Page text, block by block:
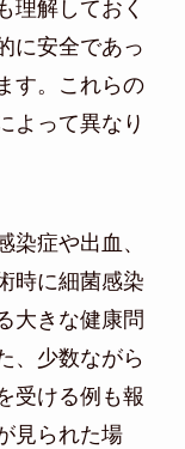
理解しておく
に安全であっ
す。これらの
よって異なり
染症や出血、
時に細菌感染
大きな健康問
、少数ながら
受ける例も報
見られた場